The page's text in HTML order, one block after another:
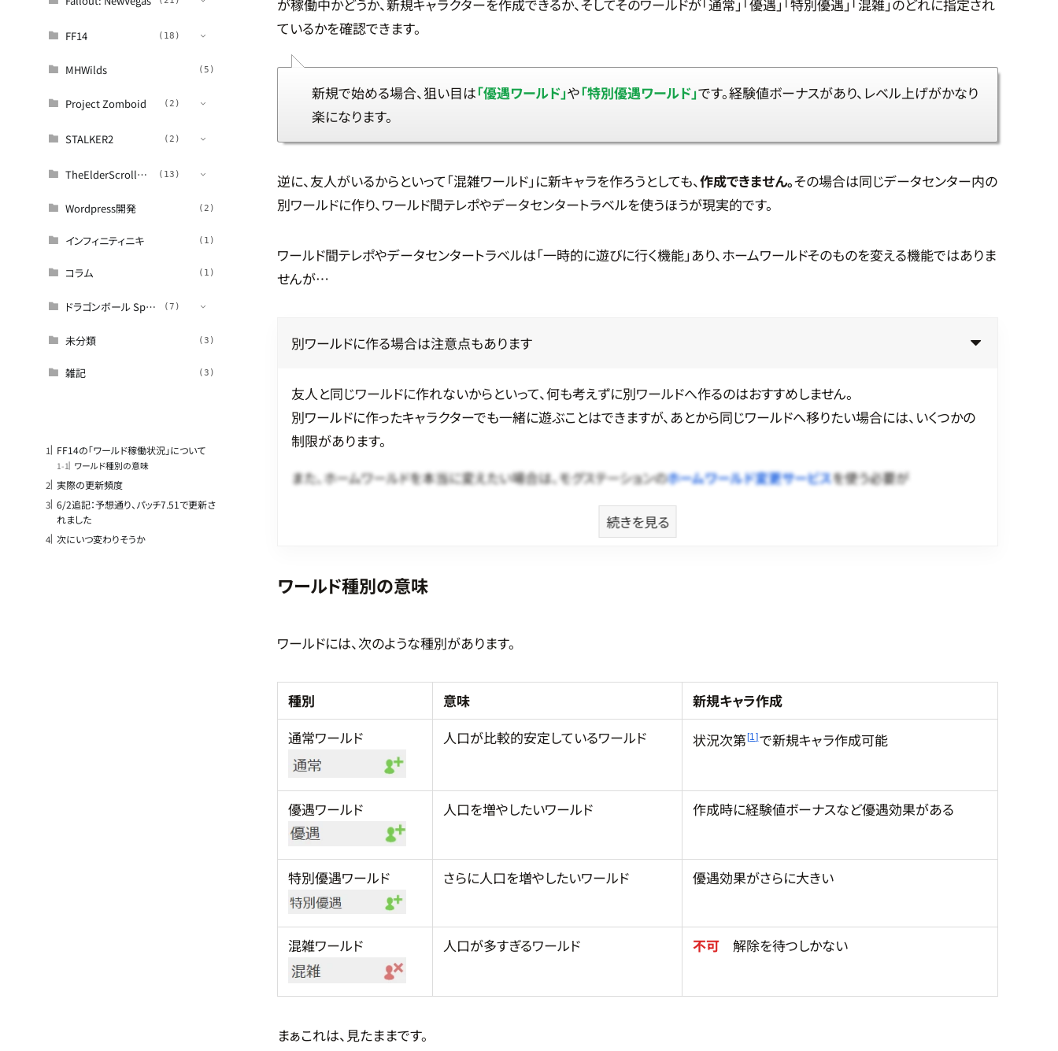
が稼働中かどうか、新規キャラクターを作成できるか、そしてそのワールドが「通常」「優遇」「特別優遇」「混雑」のどれに指定され
ているかを確認できます。
新規で始める場合、狙い目は「優遇ワールド」や「特別優遇ワールド」です。経験値ボーナスがあり、レベル上げがかなり
楽になります。
逆に、友人がいるからといって「混雑ワールド」に新キャラを作ろうとしても、作成できません。その場合は同じデータセンター内の
別ワールドに作り、ワールド間テレポやデータセンタートラベルを使うほうが現実的です。
ワールド間テレポやデータセンタートラベルは「一時的に遊びに行く機能」あり、ホームワールドそのものを変える機能ではありま
せんが…
別ワールドに作る場合は注意点もあります
友人と同じワールドに作れないからといって、何も考えずに別ワールドへ作るのはおすすめしません。
別ワールドに作ったキャラクターでも一緒に遊ぶことはできますが、あとから同じワールドへ移りたい場合には、いくつかの
制限があります。
また、ホームワールドを本当に変えたい場合は、モグステーションのホームワールド変更サービスを使う必要が
続きを見る
ワールド種別の意味
ワールドには、次のような種別があります。
種別 意味
新規キャラ作成
通常ワールド
人口が比較的安定しているワールド 状況次第 1 で新規キャラ作成可能
優遇ワールド 人口を増やしたいワールド 作成時に経験値ボーナスなど優遇効果がある
特別優遇ワールド さらに人口を増やしたいワールド 優遇効果がさらに大きい
混雑ワールド 人口が多すぎるワールド 不可解除を待つしかない
まぁこれは、見たままです。
(13)
FF14 (18)
(12)
攻略 (2)
(1)
MHWilds (5)
Project Zomboid (2)
(2)
STALKER2 (2)
(2)
TheElderScrollsシリーズ (13)
(8)
ロア解説
(5)
Wordpress開発 (2)
インフィニティニキ (1)
コラム (1)
ドラゴンボール Sparking ZERO (7)
(6)
未分類 (3)
雑記 (3)
FF14の「ワールド稼働状況」について
ワールド種別の意味
実際の更新頻度
6/2追記：予想通り、パッチ7.51で更新さ
れました
次にいつ変わりそうか